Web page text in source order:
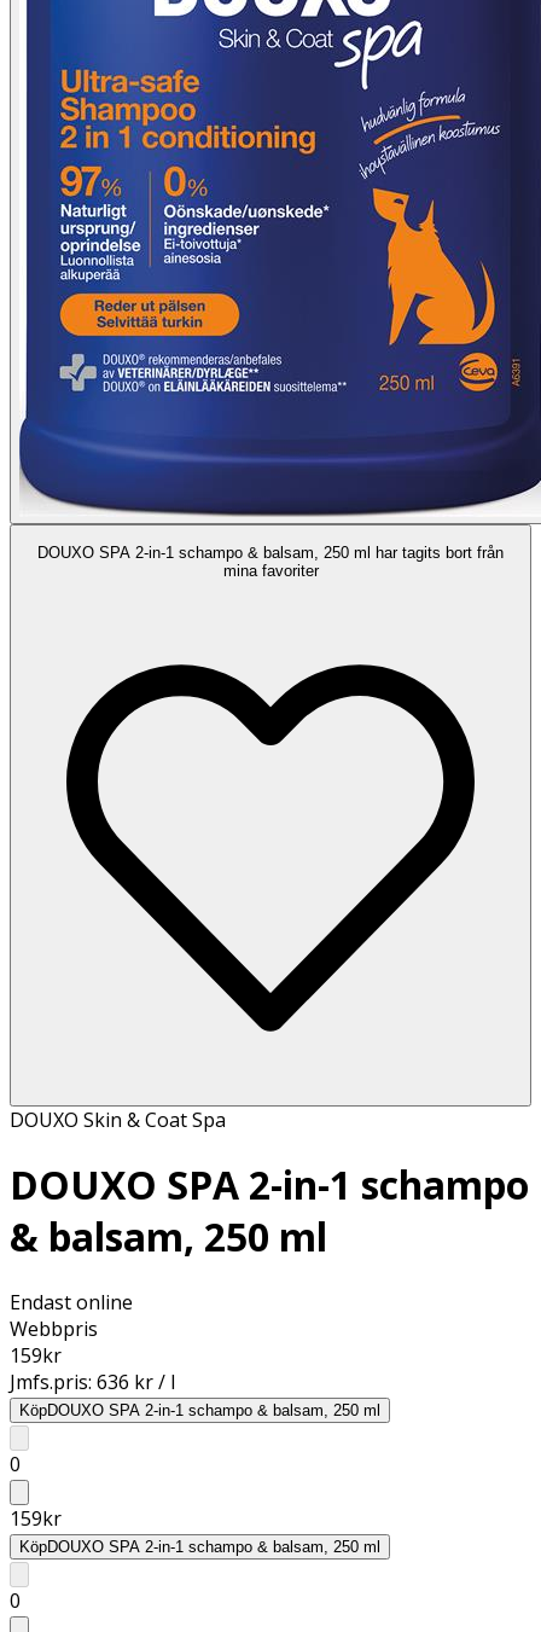
DOUXO SPA 2-in-1 schampo & balsam, 250 ml har tagits bort från
mina favoriter
DOUXO Skin & Coat Spa
DOUXO SPA 2-in-1 schampo
& balsam, 250 ml
Endast online
Webbpris
159kr
Jmfs.pris: 636 kr / l
KöpDOUXO SPA 2-in-1 schampo & balsam, 250 ml
0
159kr
KöpDOUXO SPA 2-in-1 schampo & balsam, 250 ml
0